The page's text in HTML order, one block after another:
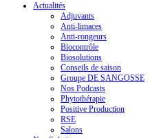
Actualités
Adjuvants
Anti-limaces
Anti-rongeurs
Biocontrôle
Biosolutions
Conseils de saison
Groupe DE SANGOSSE
Nos Podcasts
Phytothérapie
Positive Production
RSE
Salons